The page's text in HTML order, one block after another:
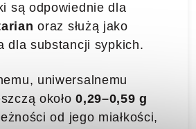
są odpowiednie dla
oraz służą jako
dla substancji sypkich.
uniwersalnemu
około0,29–0,59 g
od jego miałkości,